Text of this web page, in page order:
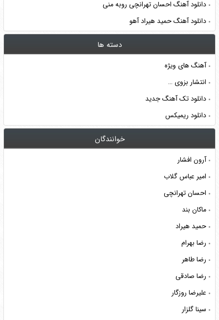
دانلود آهنگ احسان تهرانچی روبه منی
دانلود آهنگ حمید هیراد آهو
دسته ها
آهنگ های ویژه
انتشار بزوی …
دانلود تک آهنگ جدید
دانلود ریمیکس
خوانندگان
آرون افشار
امیر عباس گلاب
احسان تهرانچی
ماکان بند
حمید هیراد
رضا بهرام
رضا طاهر
رضا صادقی
علیرضا روزگار
سینا گلزار